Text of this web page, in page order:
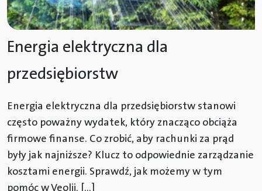
Energia elektryczna dla
przedsiębiorstw
Energia elektryczna dla przedsiębiorstw stanowi
często poważny wydatek, który znacząco obciąża
firmowe finanse. Co zrobić, aby rachunki za prąd
były jak najniższe? Klucz to odpowiednie zarządzanie
kosztami energii. Sprawdź, jak możemy w tym
pomóc w Veolii. […]